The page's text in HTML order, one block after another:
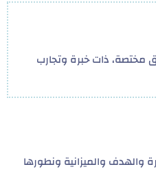
مختصة، ذات خبرة وتجارب
والميزانية ونطورها